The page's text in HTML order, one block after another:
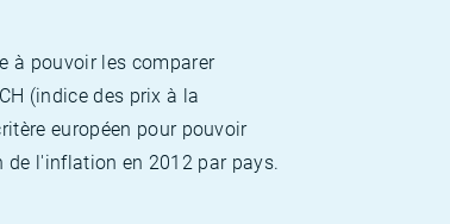
à pouvoir les comparer
(indice des prix à la
européen pour pouvoir
de l'inflation en 2012 par pays.